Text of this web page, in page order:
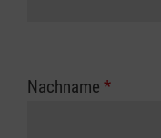
Nachname *